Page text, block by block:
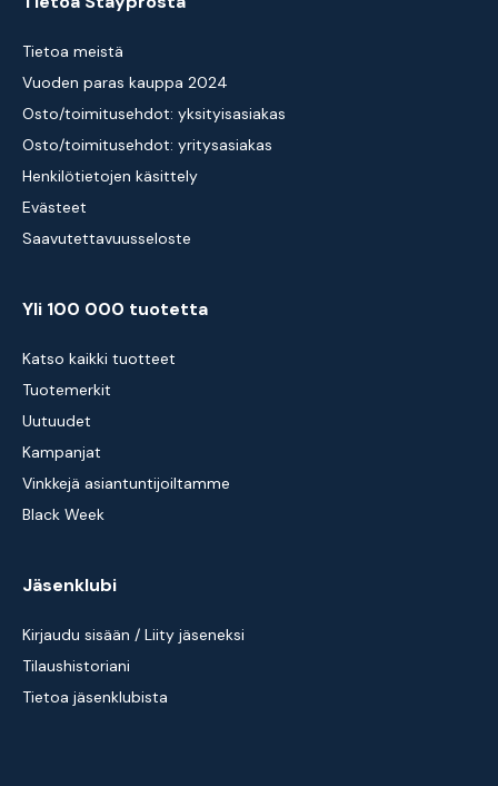
Tietoa meistä
Vuoden paras kauppa 2024
Osto/toimitusehdot: yksityisasiakas
Osto/toimitusehdot: yritysasiakas
Henkilötietojen käsittely
Evästeet
Saavutettavuusseloste
Yli 100 000 tuotetta
Katso kaikki tuotteet
Tuotemerkit
Uutuudet
Kampanjat
Vinkkejä asiantuntijoiltamme
Black Week
Jäsenklubi
Kirjaudu sisään / Liity jäseneksi
Tilaushistoriani
Tietoa jäsenklubista